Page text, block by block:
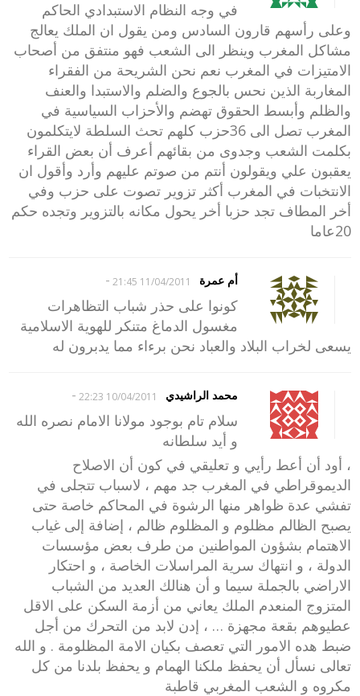
في وجه النظام الاستبدادي الحاكم
وعلى رأسهم قارون السادس ومن يقول ان الملك يعالج
مشاكل المغرب وينظر الى الشعب فهو منتفق من أصحاب
الامتيزات في المغرب نعم نحن الشريحة من الفقراء
المغاربة الذين نحس بالجوع والضلم والاستبدا والعنف
والظلم وأبسط الحقوق تهضم والأحزاب السياسية في
المغرب تصل الى 36حزب كلهم تحث السلطة لايتكلمون
بكلمت الشعب وجدوى من بقائهم أعرف أن بعض القراء
يعقبون علي ويقولون أنتم من صوتم عليهم وأرد وأقول ان
الانتخبات في المغرب أكثر تزوير تصوت على حزب وفي
أخر المطاف تجد حزبا أخر يحول مكانه بالتزوير وتجده حكم
20عاما
أم عمرة 11/04/2011 21:45
-
كونوا على حذر شباب التظاهرات
مغسول الدماغ متنكر للهوية الاسلامية
يسعى لخراب البلاد والعباد نحن برءاء مما يدبرون له
محمد الراشيدي 10/04/2011 22:23
-
سلام تام بوجود مولانا الامام نصره الله
و أيد سلطانه
، أود أن أعط رأيي و تعليقي في كون أن الاصلاح
الديموقراطي في المغرب جد مهم ، لاسباب تتجلى في
تفشي عدة ظواهر منها الرشوة في المحاكم خاصة حتى
يصبح الظالم مظلوم و المظلوم ظالم ، إضافة إلى غياب
الاهتمام بشؤون المواطنين من طرف بعض مؤسسات
الدولة ، و انتهاك سرية المراسلات الخاصة ، و احتكار
الاراضي بالجملة سيما و أن هنالك العديد من الشباب
المتزوج المنعدم الملك يعاني من أزمة السكن على الاقل
عطيوهم بقعة مجهزة … ، إدن لابد من التحرك من أجل
ضبط هده الامور التي تعصف بكيان الامة المظلومة . و الله
تعالى نسأل أن يحفظ ملكنا الهمام و يحفظ بلدنا من كل
مكروه و الشعب المغربي قاطبة